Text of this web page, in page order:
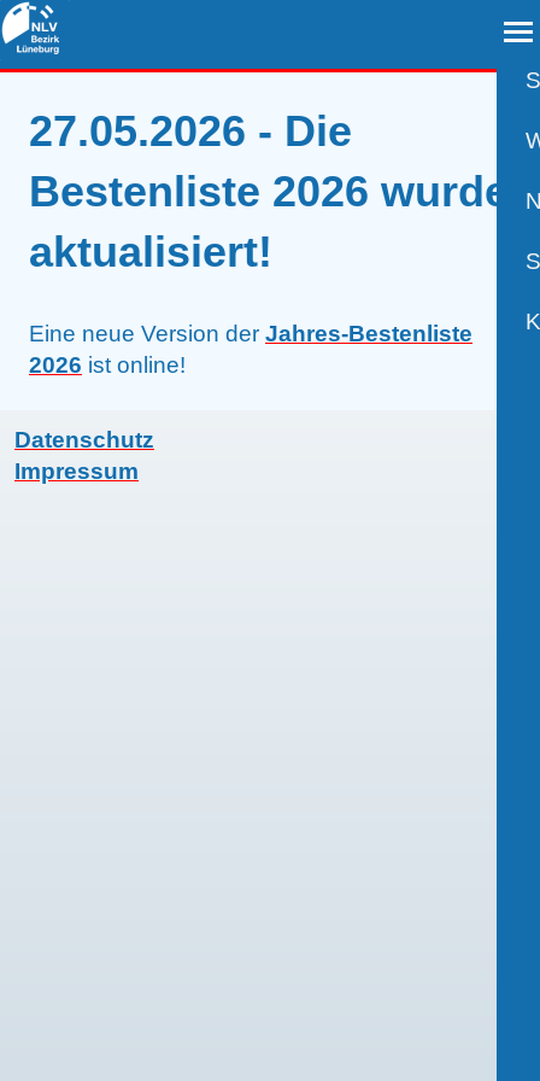
27.05.2026 - Die
Bestenliste 2026 wurde
aktualisiert!
Eine neue Version der Jahres-Bestenliste
2026 ist online!
Datenschutz
Impressum